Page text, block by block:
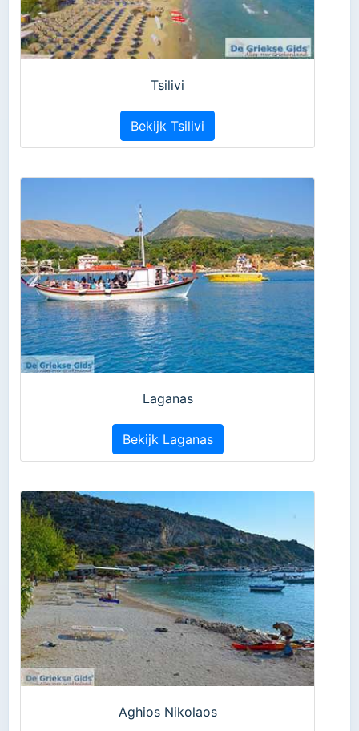
Tsilivi
Bekijk Tsilivi
Laganas
Bekijk Laganas
Aghios Nikolaos